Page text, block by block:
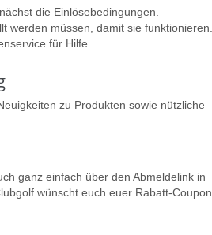
die Einlösebedingungen.
werden müssen, damit sie funktionieren.
für Hilfe.
zu Produkten sowie nützliche
ganz einfach über den Abmeldelink in
wünscht euch euer Rabatt-Coupon